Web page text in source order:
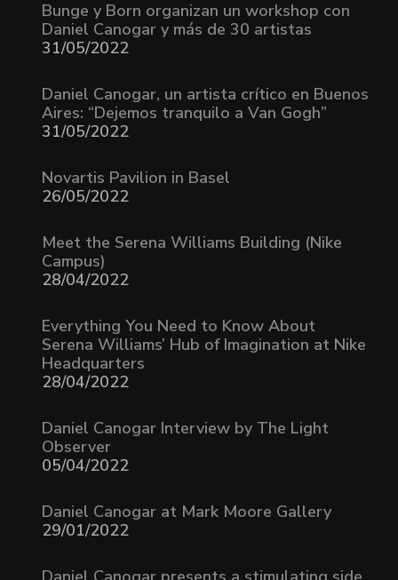
Bunge y Born organizan un workshop con
Daniel Canogar y más de 30 artistas
31/05/2022
Daniel Canogar, un artista crítico en Buenos
Aires: “Dejemos tranquilo a Van Gogh”
31/05/2022
Novartis Pavilion in Basel
26/05/2022
Meet the Serena Williams Building (Nike
Campus)
28/04/2022
Everything You Need to Know About
Serena Williams’ Hub of Imagination at Nike
Headquarters
28/04/2022
Daniel Canogar Interview by The Light
Observer
05/04/2022
Daniel Canogar at Mark Moore Gallery
29/01/2022